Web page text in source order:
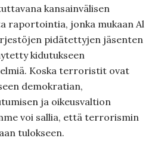
kansainvälisen
raportointia, jonka mukaan Al
pidätettyjen jäsenten
kidutukseen
Koska terroristit ovat
demokratian,
ja oikeusvaltion
voi sallia, että terrorismin
tulokseen.